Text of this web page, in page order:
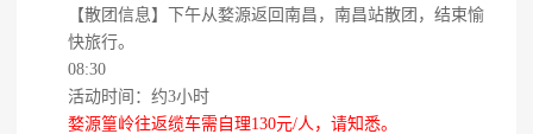
【散团信息】下午从婺源返回南昌，南昌站散团，结束愉
快旅行。
08:30
活动时间：约3小时
婺源篁岭往返缆车需自理130元/人，请知悉。